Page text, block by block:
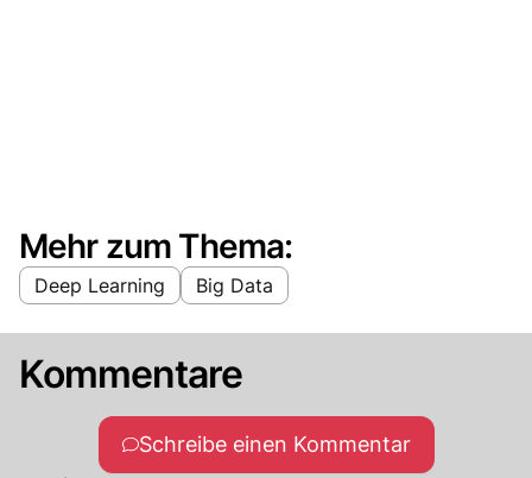
Mehr zum Thema:
Deep Learning Big Data
Kommentare
Schreibe einen Kommentar